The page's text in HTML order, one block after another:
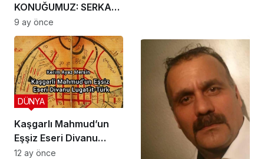
KONUĞUMUZ: SERKAN
KIPÇAK
9 ay önce
Kaşgarlı Mahmud’un
Eşşiz Eseri Divanu
Lugat’it-Türk’
DÜNYA
12 ay önce